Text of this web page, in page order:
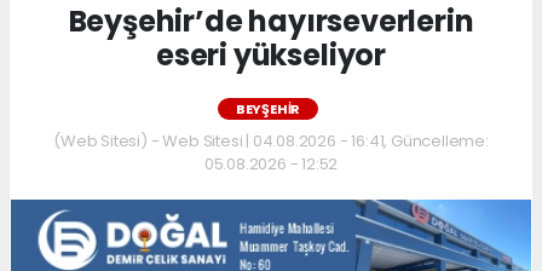
Beyşehir’de hayırseverlerin
eseri yükseliyor
BEYŞEHIR
(Web Sitesi) - Web Sitesi | 04.08.2026 - 16:41, Güncelleme:
05.08.2026 - 12:52